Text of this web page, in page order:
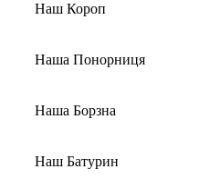
Наш Короп
Наша Понорниця
Наша Борзна
Наш Батурин